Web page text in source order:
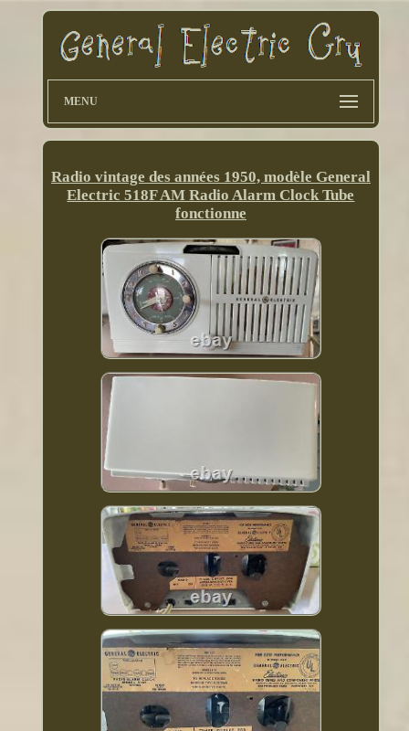
MENU
Radio vintage des années 1950, modèle General
Electric 518F AM Radio Alarm Clock Tube
fonctionne